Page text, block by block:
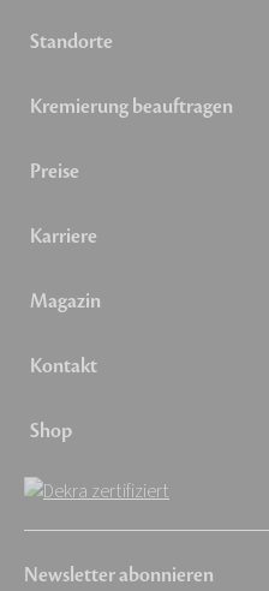
Standorte
Kremierung beauftragen
Preise
Karriere
Magazin
Kontakt
Shop
Newsletter abonnieren